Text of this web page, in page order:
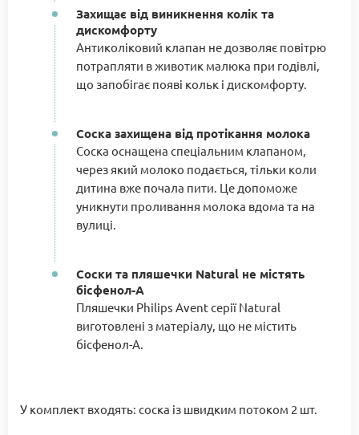
Захищає від виникнення колік та
дискомфорту
Антиколіковий клапан не дозволяє повітрю
потрапляти в животик малюка при годівлі,
що запобігає появі кольк і дискомфорту.
Соска захищена від протікання молока
Соска оснащена спеціальним клапаном,
через який молоко подається, тільки коли
дитина вже почала пити. Це допоможе
уникнути проливання молока вдома та на
вулиці.
Соски та пляшечки Natural не містять
бісфенол-А
Пляшечки Philips Avent серії Natural
виготовлені з матеріалу, що не містить
бісфенол-A.
У комплект входять: соска із швидким потоком 2 шт.